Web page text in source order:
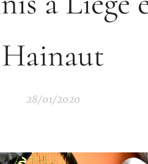
Hainaut
28/01/2020